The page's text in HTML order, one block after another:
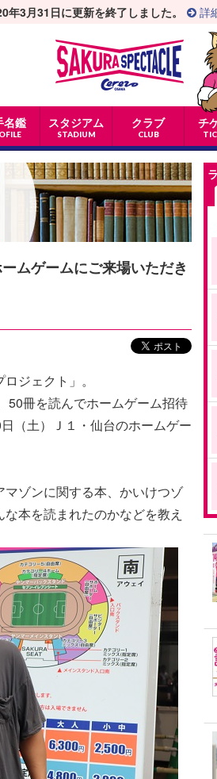
名鑑 スタジアム
STADIUM
クラブ
CLUB
チ
年3月31日に更新を終了しました。 詳
ムゲームにご来場いただき
ジェクト」。
50冊を読んでホームゲーム招待
（土）Ｊ１・仙台のホームゲー
ゾンに関する本、かいけつゾ
本を読まれたのかなどを教え